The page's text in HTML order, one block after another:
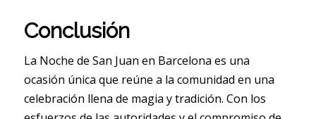
Conclusión
La Noche de San Juan en Barcelona es una
ocasión única que reúne a la comunidad en una
celebración llena de magia y tradición. Con los